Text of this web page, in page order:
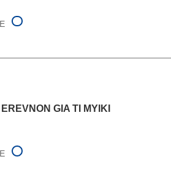
GIA TI MYIKI